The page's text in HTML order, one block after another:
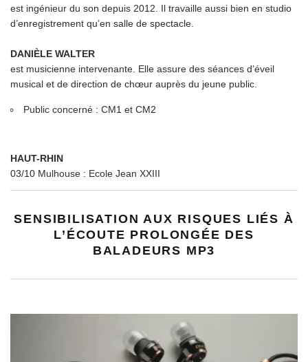
est ingénieur du son depuis 2012. Il travaille aussi bien en studio
d’enregistrement qu’en salle de spectacle.
DANIÈLE WALTER
est musicienne intervenante. Elle assure des séances d’éveil
musical et de direction de chœur auprès du jeune public.
Public concerné : CM1 et CM2
HAUT-RHIN
03/10 Mulhouse : Ecole Jean XXIII
SENSIBILISATION AUX RISQUES LIÉS À
L’ÉCOUTE PROLONGÉE DES
BALADEURS MP3